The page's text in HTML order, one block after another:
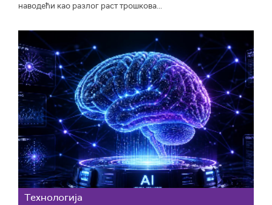
наводећи као разлог раст трошкова...
Технологијa